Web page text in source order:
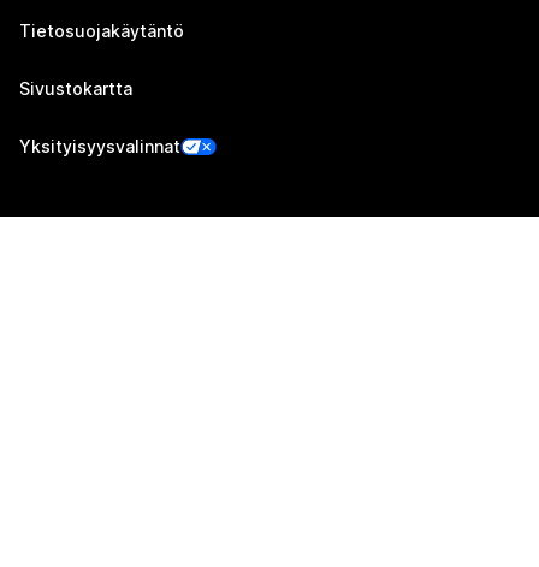
Tietosuojakäytäntö
Sivustokartta
Yksityisyysvalinnat